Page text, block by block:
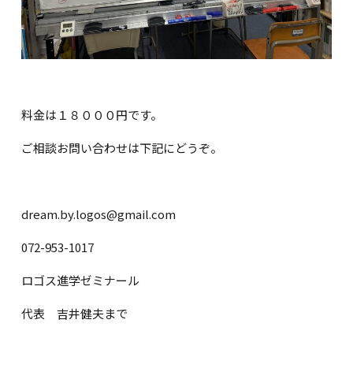
料金は１８０００円です。
ご相談お問い合わせは下記にどうぞ。
dream.by.logos@gmail.com
072-953-1017
ロゴス進学ゼミナール
代表 吉井健夫まで